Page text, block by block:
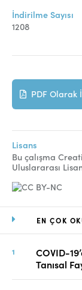
EN ÇOK
COVID-
Tanısal
İndirilme Sayısı
1208
PDF Olarak
Lisans
Bu çalışma
Uluslararası